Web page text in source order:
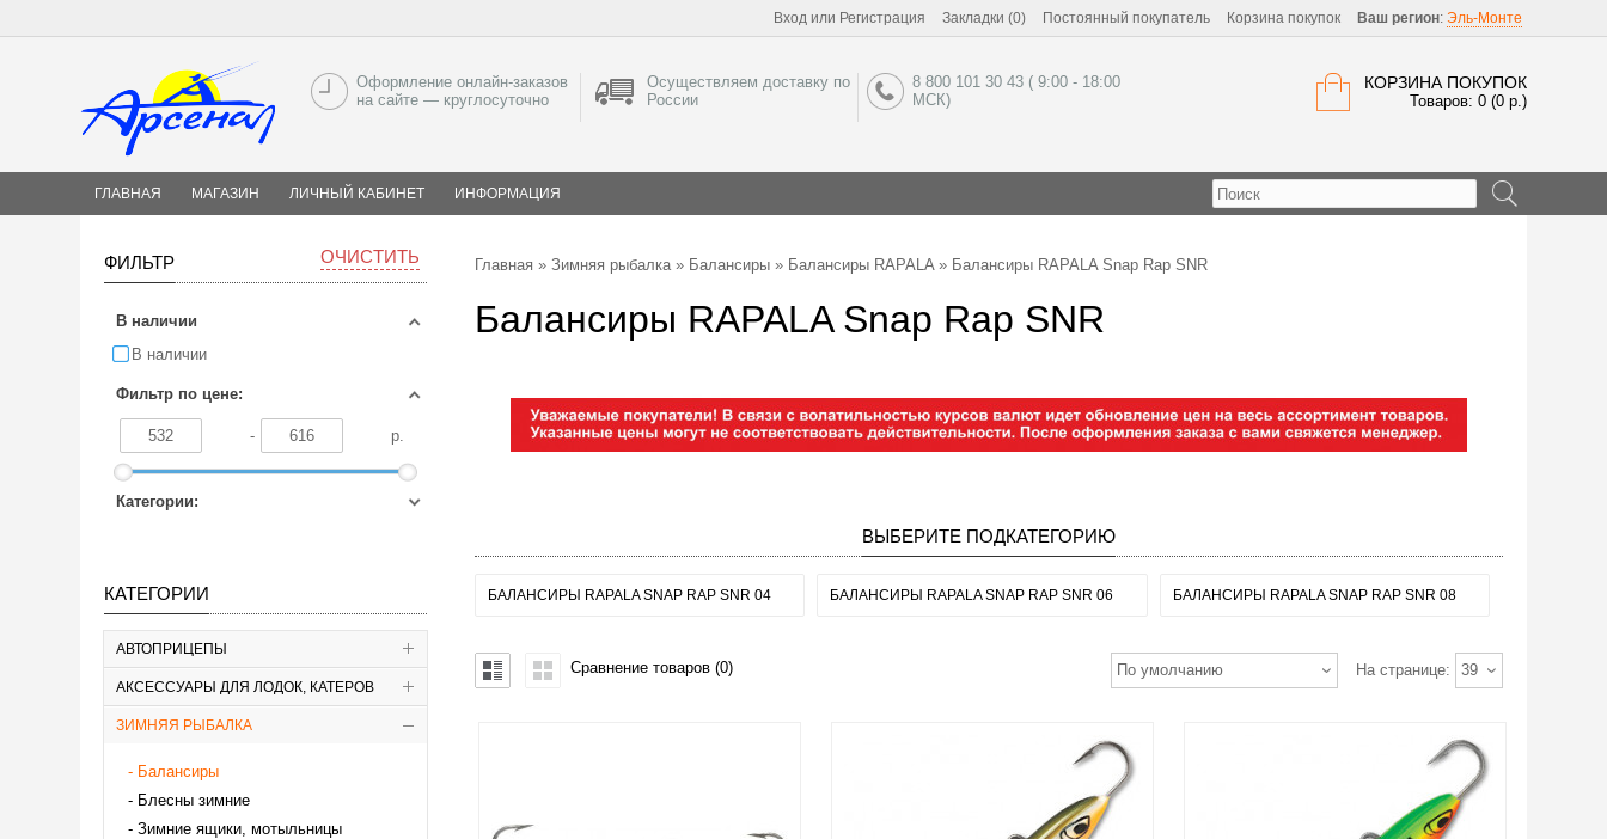
Вход или Регистрация Закладки (0) Постоянный покупатель Корзина покупок Ваш регион: Эль-Монте
КОРЗИНА ПОКУПОК
Товаров: 0 (0 р.)
Оформление онлайн-заказов
на сайте — круглосуточно
Осуществляем доставку по
России
8 800 101 30 43 ( 9:00 - 18:00
МСК)
ГЛАВНАЯ МАГАЗИН ЛИЧНЫЙ КАБИНЕТ ИНФОРМАЦИЯ
ФИЛЬТР ОЧИСТИТЬ
В наличии
В наличии
Фильтр по цене:
- р.
Категории:
КАТЕГОРИИ
АВТОПРИЦЕПЫ
АКСЕССУАРЫ ДЛЯ ЛОДОК, КАТЕРОВ
ЗИМНЯЯ РЫБАЛКА
Балансиры
Блесны зимние
Зимние ящики, мотыльницы
Главная » Зимняя рыбалка» Балансиры » Балансиры RAPALA» Балансиры RAPALA Snap Rap SNR
Балансиры RAPALA Snap Rap SNR
ВЫБЕРИТЕ ПОДКАТЕГОРИЮ
БАЛАНСИРЫ RAPALA SNAP RAP SNR 04 БАЛАНСИРЫ RAPALA SNAP RAP SNR 06 БАЛАНСИРЫ RAPALA SNAP RAP SNR 08
На странице: 39
По умолчанию
Сравнение товаров (0)